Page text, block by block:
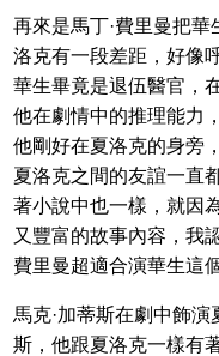
再來是馬丁·費里曼把
洛克有一段差距，好像
華生畢竟是退伍醫官，
他在劇情中的推理能力
他剛好在夏洛克的身旁
夏洛克之間的友誼一直
著小說中也一樣，就因
又豐富的故事內容，我
費里曼超適合演華生這
馬克·加蒂斯在劇中飾
斯，他跟夏洛克一樣有